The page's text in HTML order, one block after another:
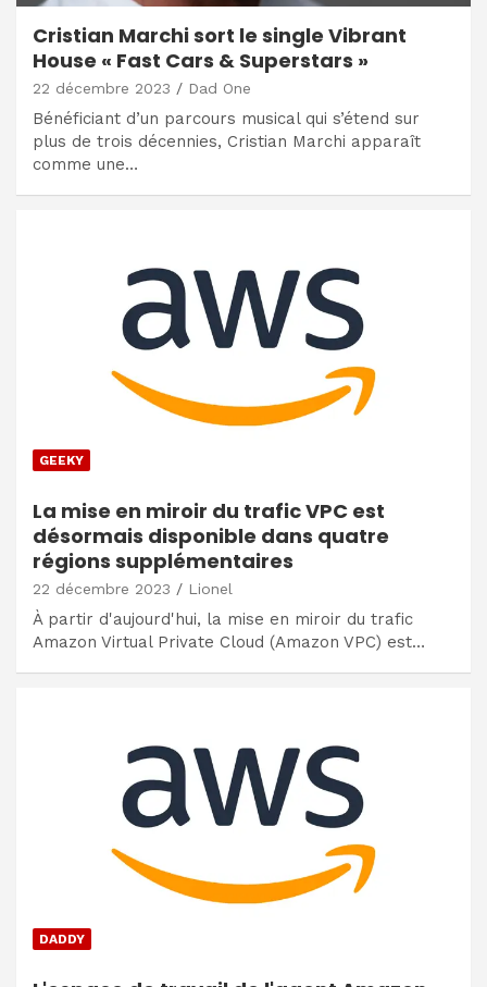
Cristian Marchi sort le single Vibrant
House « Fast Cars & Superstars »
22 décembre 2023 Dad One
Bénéficiant d’un parcours musical qui s’étend sur
plus de trois décennies, Cristian Marchi apparaît
comme une…
GEEKY
La mise en miroir du trafic VPC est
désormais disponible dans quatre
régions supplémentaires
22 décembre 2023 Lionel
À partir d'aujourd'hui, la mise en miroir du trafic
Amazon Virtual Private Cloud (Amazon VPC) est…
DADDY